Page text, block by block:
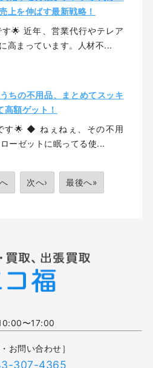
上を伸ばす最新戦略！
🌟 近年、営業代行やテレア
高まっています。人材不...
ちの不用品、まとめてスッキ
高額ゲット！
す🌟 ◆ ねぇねぇ、その不用
ーゼットに眠ってる使...
次へ› 最後へ»
〜17:00
お問い合わせ］
307-4365